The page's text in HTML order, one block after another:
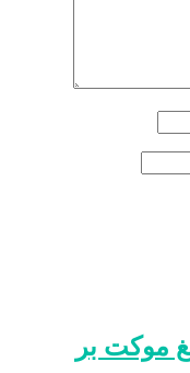
موکت بر